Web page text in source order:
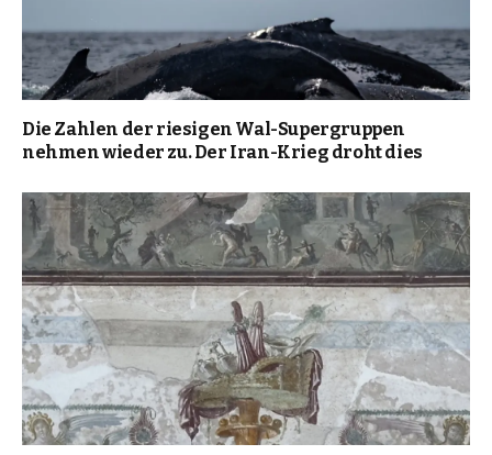
Die Zahlen der riesigen Wal-Supergruppen
nehmen wieder zu. Der Iran-Krieg droht dies